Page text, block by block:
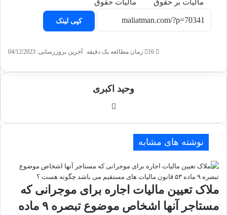
مالیات بر حقوق
مالیات حقوق
کپی لینک
آخرین بروزرسانی: 04/12/2023 زمان مطالعه یک دقیقه
وحید اکبری
نوشته های مشابه
ملاک تعیین مالیات اجاره برای موجرانی که
مستاجر آنها اشخاص موضوع تبصره ۹ ماده